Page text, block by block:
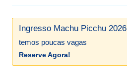
Ingresso Machu Picchu 2026
temos poucas vagas
Reserve Agora!